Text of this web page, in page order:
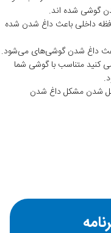
گوشی شده اند.
داخلی باعث داغ شدن شده
داغ شدن گوشی‌های می‌شود.
کنید متناسب با گوشی شما
شدن مشکل داغ شدن